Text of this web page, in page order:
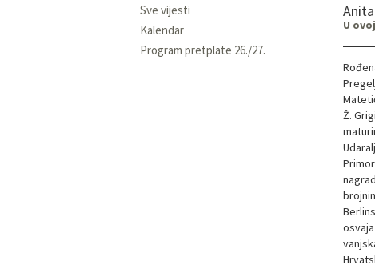
Sve vijesti
Kalendar
Program pretplate 26./27.
U
Ž.